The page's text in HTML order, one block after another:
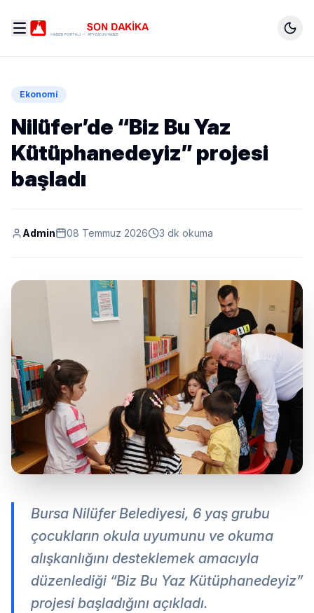
Ekonomi
Nilüfer’de “Biz Bu Yaz
Kütüphanedeyiz” projesi
başladı
Admin 08 Temmuz 2026 3 dk okuma
Bursa Nilüfer Belediyesi, 6 yaş grubu
çocukların okula uyumunu ve okuma
alışkanlığını desteklemek amacıyla
düzenlediği “Biz Bu Yaz Kütüphanedeyiz”
projesi başladığını açıkladı.